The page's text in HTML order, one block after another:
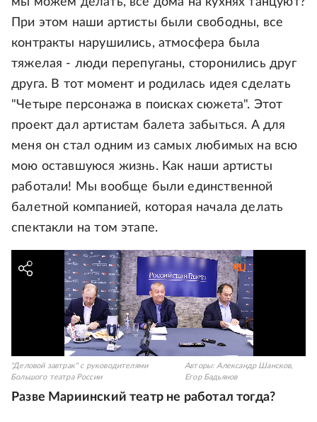
При этом наши артисты были свободны, все
контракты нарушились, атмосфера была
тяжелая - люди перепуганы, сторонились друг
друга. В тот момент и родилась идея сделать
"Четыре персонажа в поисках сюжета". Этот
проект дал артистам балета забыться. А для
меня он стал одним из самых любимых на всю
мою оставшуюся жизнь. Как наши артисты
работали! Мы вообще были единственной
балетной компанией, которая начала делать
спектакли на том этапе.
"Деловой завтрак" с руководителями
Большого театра России
Авторы:Александр Шансков,
Егор Бадьянов
Разве Мариинский театр не работал тогда?